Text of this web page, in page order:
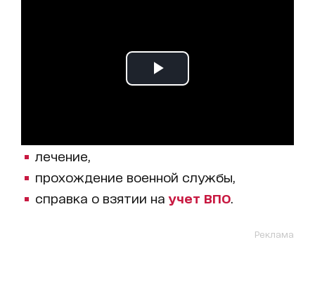
лечение,
прохождение военной службы,
справка о взятии научет ВПО
Реклама